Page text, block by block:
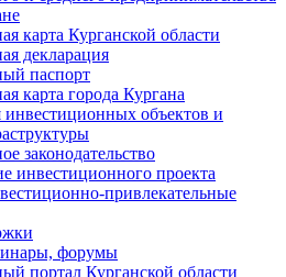
карта Курганской области
декларация
паспорт
карта города Кургана
инвестиционных объектов и
законодательство
инвестиционного проекта
привлекательные
форумы
портал Курганской области